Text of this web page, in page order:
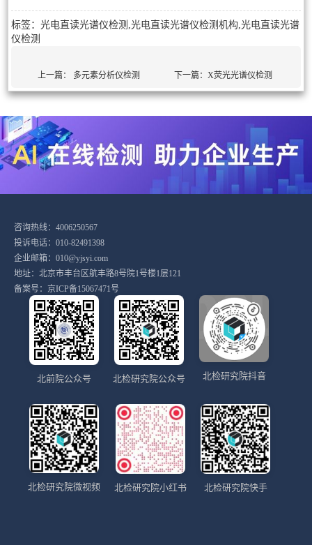
标签：光电直读光谱仪检测,光电直读光谱仪检测机构,光电直读光谱
仪检测
上一篇： 多元素分析仪检测 下一篇： X荧光光谱仪检测
咨询热线：4006250567
投诉电话：010-82491398
企业邮箱：010@yjsyi.com
地址：北京市丰台区航丰路8号院1号楼1层121
备案号： 京ICP备15067471号
北前院公众号 北检研究院公众号 北检研究院抖音
北检研究院微视频 北检研究院小红书 北检研究院快手